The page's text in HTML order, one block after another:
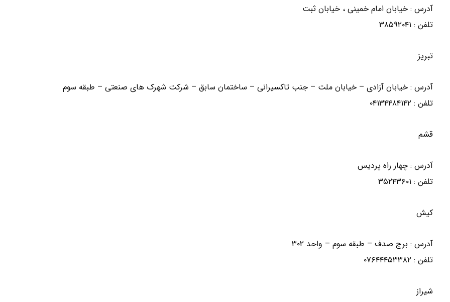
آدرس : خیابان امام خمینی ، خیابان ثبت
تلفن : ۳۸۵۹۲۰۴۱
تبریز
آدرس : خیابان آزادی – خیابان ملت – جنب تاکسیرانی – ساختمان سابق – شرکت شهرک های صنعتی – طبقه سوم
تلفن : ۰۴۱۳۴۴۸۴۱۴۲
قشم
آدرس : چهار راه پردیس
تلفن : ۳۵۲۴۳۶۰۱
کیش
آدرس : برج صدف – طبقه سوم – واحد ۳۰۲
تلفن : ۰۷۶۴۴۴۵۳۳۸۲
شیراز